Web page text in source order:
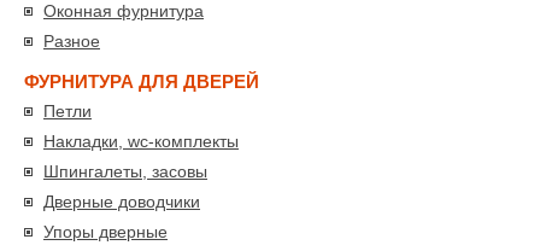
Оконная фурнитура
Разное
ФУРНИТУРА ДЛЯ ДВЕРЕЙ
Петли
Накладки, wc-комплекты
Шпингалеты, засовы
Дверные доводчики
Упоры дверные